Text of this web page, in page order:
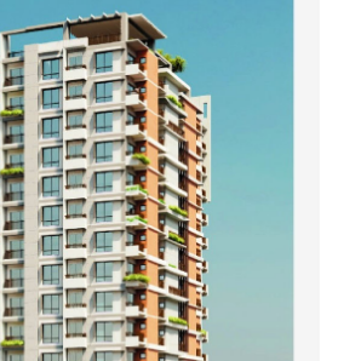
শহীদদের অসম্পূর্ণ মিশন সম্পন্ন করে
তবেই আমরা তৃপ্তিভোজন করব-
মুফতি আলী হাসান উসামা
দেশ গড়তে জুলাই জাগরণ’ কর্মসূচির
অংশ হিসেবে এনসিপির জুলাই
পথসভসায়- নাসীরুদ্দীন পাটওয়ারী
ইসলামী ব্যাংক বাংলাদেশ পিলএলসি
ময়মনসিংহ শাখার গ্রাহক সমাবেশ